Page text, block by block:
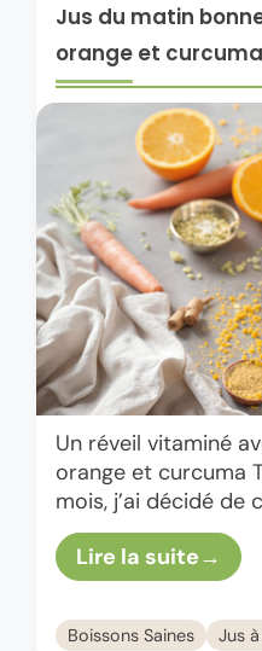
Jus du matin
orange et curcuma
Un réveil vitaminé
orange et curcuma
mois, j’ai décidé de
mon rituel du matin.
Lire la suite
Boissons Saines Jus